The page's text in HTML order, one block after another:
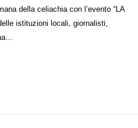
della celiachia con l’evento “LA
istituzioni locali, giornalisti,